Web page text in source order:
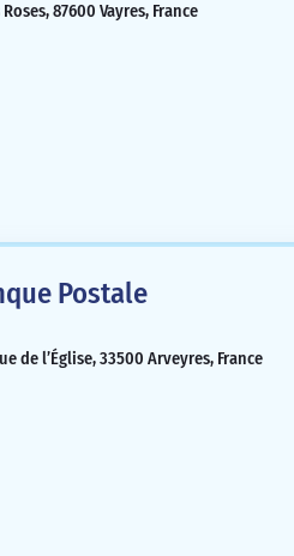
87600 Vayres, France
Postale
de l’Église, 33500 Arveyres, France